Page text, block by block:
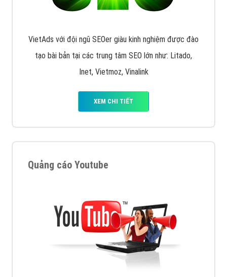
VietAds với đội ngũ SEOer giàu kinh nghiệm được đào
tạo bài bản tại các trung tâm SEO lớn như: Litado,
Inet, Vietmoz, Vinalink
XEM CHI TIẾT
Quảng cáo Youtube